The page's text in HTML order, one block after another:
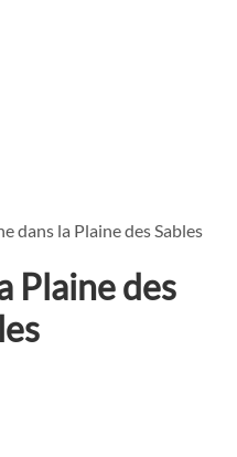
dans la Plaine des Sables
Plaine des